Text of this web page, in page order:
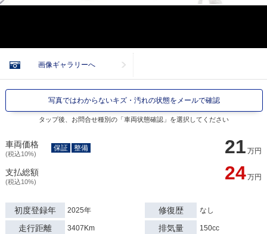
画像ギャラリーへ
写真ではわからないキズ・汚れの状態をメールで確認
タップ後、お問合せ種別の「車両状態確認」を選択してください
車両価格
(税込10%) 21 万円
保証 整備
支払総額
(税込10%) 24万円
初度登録年 2025年 修復歴 なし
走行距離 3407Km 排気量 150cc